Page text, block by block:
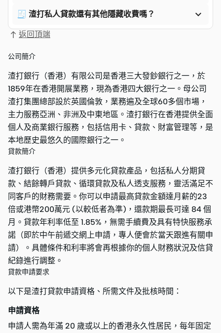
🧾 渣打私人貸款還有其他隱藏收費嗎？ 
返回頂端
公司簡介
渣打銀行（香港）有限公司是香港三大發鈔銀行之一，於
1859年在香港開展業務，現為香港四大銀行之一。母公司
渣打集團總部設於英國倫敦，業務遍及全球60多個市場，
主力服務亞洲、非洲及中東地區。渣打銀行在香港提供全面
個人及商業銀行服務，包括信用卡、貸款、財富管理等，是
本地歷史最悠久的國際銀行之一。
貸款簡介
渣打銀行（香港）提供多元化貸款產品，包括私人分期貸
款、結餘轉戶貸款、循環貸款及私人透支服務，靈活滿足不
同客戶的財務需要。你可以申請最高貸款金額達月薪的23
倍或港幣200萬元 (以較低者為準)，還款期最長可達 84 個
月。貸款年利率低至 1.85%，無需手續費及具有特快服務承
諾（即於中午前遞交網上申請，專人便會於當天跟進有關申
請）。具體條件和利率將會再根據你的個人財務狀況及信貸
紀錄進行調整。
貸款申請要求
以下是渣打貸款申請資格、所需文件及批核時間：
申請資格
申請人需為年滿 20 歲或以上的香港永久性居民，每年固定